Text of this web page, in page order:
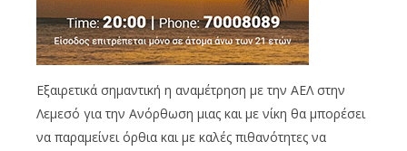
Εξαιρετικά σημαντική η αναμέτρηση με την ΑΕΛ στην
Λεμεσό για την Ανόρθωση μιας και με νίκη θα μπορέσει
να παραμείνει όρθια και με καλές πιθανότητες να